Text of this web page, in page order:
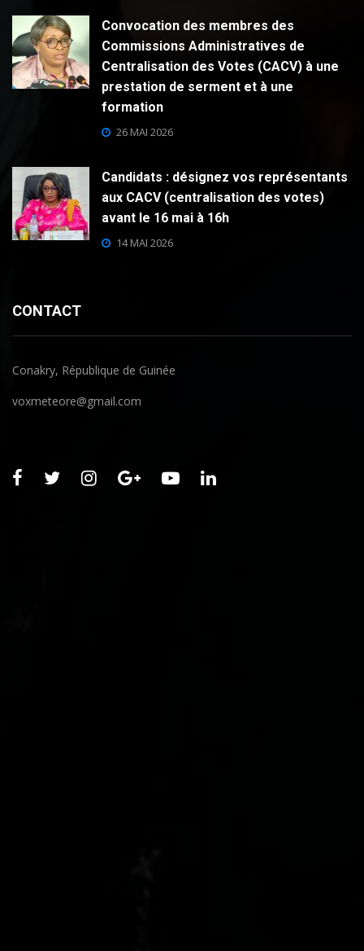
Convocation des membres des
Commissions Administratives de
Centralisation des Votes (CACV) à une
prestation de serment et à une
formation
26 MAI 2026
Candidats : désignez vos représentants
aux CACV (centralisation des votes)
avant le 16 mai à 16h
14 MAI 2026
CONTACT
Conakry, République de Guinée
voxmeteore@gmail.com